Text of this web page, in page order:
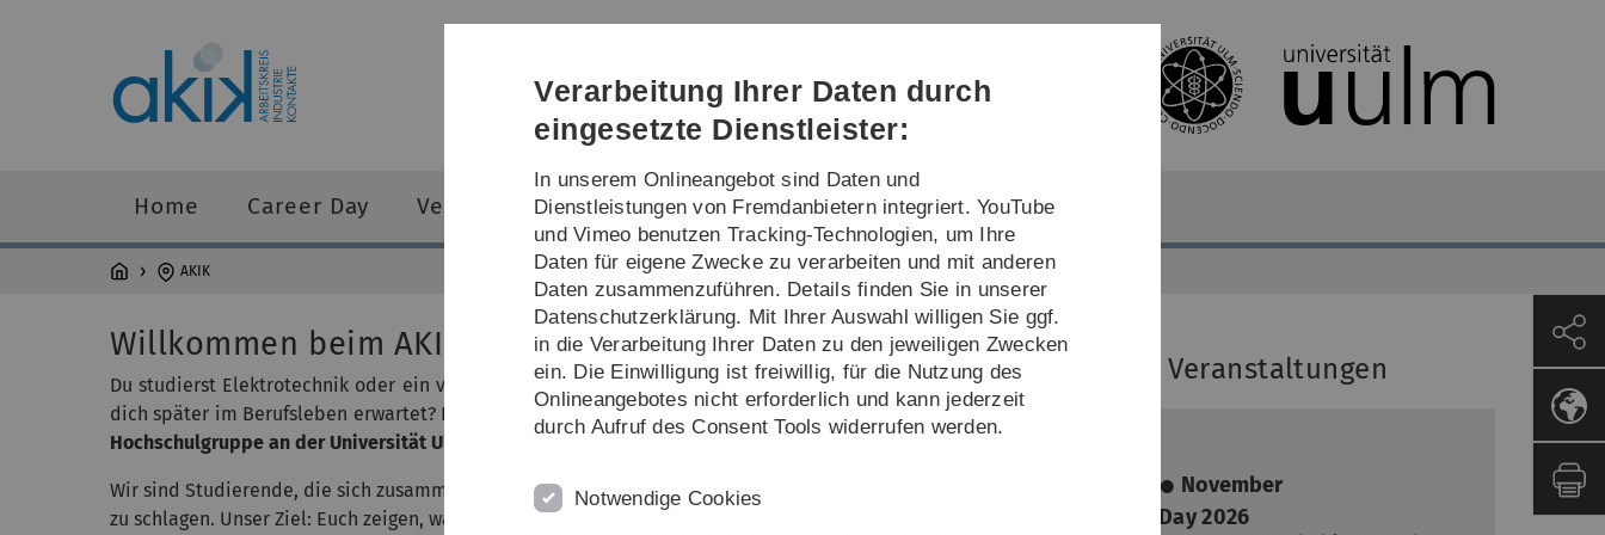
Direkt
Direkt
Direkt
(Sprache,
Drucken,
Social
Direkt
Direkt
Home Career Day Veranstaltungen Team & Kontakt
AKIK
Willkommen beim AKIK
Du studierst Elektrotechnik oder ein verwandtes Fach an der Universität Ulm und möchtest wissen, was
dich später im Berufsleben erwartet? Dann bist du beimArbeitskreis Industriekontakte (AKIK), derVDE-
Hochschulgruppe an der Universität Ulm,
Wir sind Studierende, die sich zusammengeschlossen haben, um dieBrücke zwischen Studium und Beruf
zu schlagen. Unser Ziel: Euch zeigen, was hinter der Theorie steckt – direkt aus der Praxis.
Nächste Veranstaltungen
19. November
Career Day 2026
Verarbeitung Ihrer Daten durch
eingesetzte Dienstleister:
In unserem Onlineangebot sind Daten und
Dienstleistungen von Fremdanbietern integriert. YouTube
und Vimeo benutzen Tracking-Technologien, um Ihre
Daten für eigene Zwecke zu verarbeiten und mit anderen
Daten zusammenzuführen. Details finden Sie in unserer
Datenschutzerklärung. Mit Ihrer Auswahl willigen Sie ggf.
in die Verarbeitung Ihrer Daten zu den jeweiligen Zwecken
ein. Die Einwilligung ist freiwillig, für die Nutzung des
Onlineangebotes nicht erforderlich und kann jederzeit
durch Aufruf des Consent Tools widerrufen werden.
Notwendige Cookies